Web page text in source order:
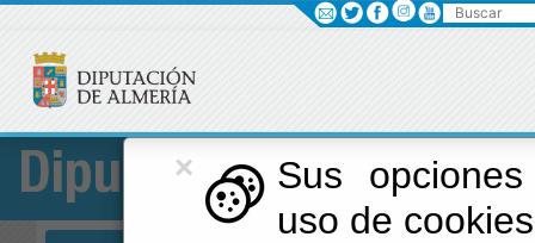
×
Sus
uso de
Diputación
Buscar